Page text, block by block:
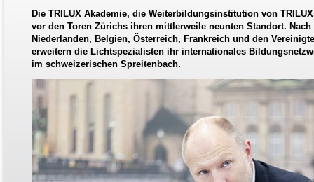
Die TRILUX Akademie, die Weiterbildungsinstitution von
vor den Toren Zürichs ihren mittlerweile neunten Standort.
Niederlanden, Belgien, Österreich, Frankreich und den
erweitern die Lichtspezialisten ihr internationales
im schweizerischen Spreitenbach.